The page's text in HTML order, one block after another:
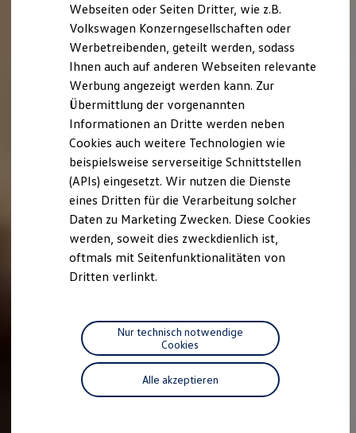
Volkswagen Kollektion
R-Kollektion
GTI Kollektion
Fußball Drop
we drive football
#wedriveproud
Besitzer und Service
myVolkswagen
Software Updates
Service und Ersatzteile
Inspektion und HU/AU
Reparaturen und Checks
Motorenöl und Flüssigkeiten
Räder und Reifen
Pannen- und Unfallhilfe
Economy Service
Volkswagen Teile
Zubehör
Modellspezifisches Zubehör
Individualisieren
Wallbox und Ladekabel
Digitale Extras
Dienste für Ihr Modell finden
Volkswagen Apps, Login und Shop
Handy und Fahrzeug verbinden
Webseiten oder Seiten Dritter, wie z.B.
Volkswagen Konzerngesellschaften oder
Werbetreibenden, geteilt werden, sodass
Ihnen auch auf anderen Webseiten relevante
Werbung angezeigt werden kann. Zur
Übermittlung der vorgenannten
Informationen an Dritte werden neben
Cookies auch weitere Technologien wie
beispielsweise serverseitige Schnittstellen
(APIs) eingesetzt. Wir nutzen die Dienste
eines Dritten für die Verarbeitung solcher
Daten zu Marketing Zwecken. Diese Cookies
werden, soweit dies zweckdienlich ist,
oftmals mit Seitenfunktionalitäten von
Dritten verlinkt.
Alle akzeptieren
Nur technisch notwendige
Cookies